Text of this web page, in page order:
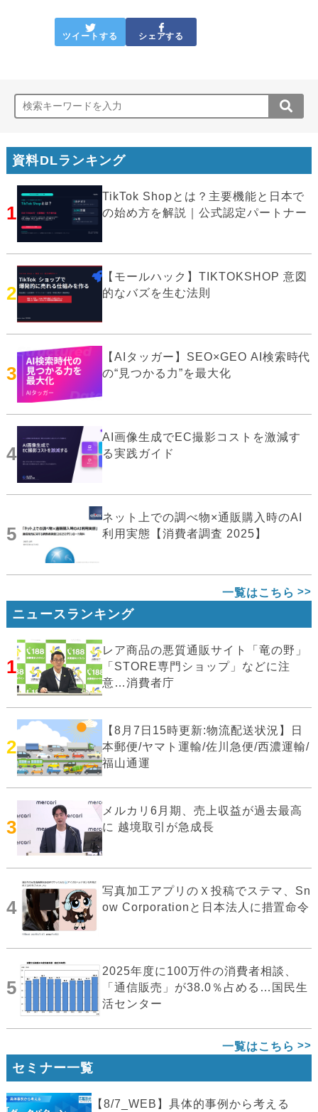
ツイートする シェアする
資料DLランキング
1
TikTok Shopとは？主要機能と日本で
の始め方を解説｜公式認定パートナー
2
【モールハック】TIKTOKSHOP 意図
的なバズを生む法則
3
【AIタッガー】SEO×GEO AI検索時代
の“見つかる力”を最大化
4
AI画像生成でEC撮影コストを激減す
る実践ガイド
5
ネット上での調べ物×通販購入時のAI
利用実態【消費者調査 2025】
一覧はこちら
ニュースランキング
1
レア商品の悪質通販サイト「竜の野」
「STORE専門ショップ」などに注
意…消費者庁
2
【8月7日15時更新:物流配送状況】日
本郵便/ヤマト運輸/佐川急便/西濃運輸/
福山通運
3
メルカリ6月期、売上収益が過去最高
に 越境取引が急成長
4
写真加工アプリのＸ投稿でステマ、Sn
ow Corporationと日本法人に措置命令
5
2025年度に100万件の消費者相談、
「通信販売」が38.0％占める…国民生
活センター
一覧はこちら
セミナー一覧
【8/7_WEB】具体的事例から考える